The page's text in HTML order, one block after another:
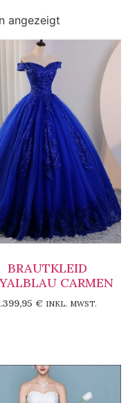
angezeigt
BRAUTKLEID
CARMEN
€ INKL. MWST.